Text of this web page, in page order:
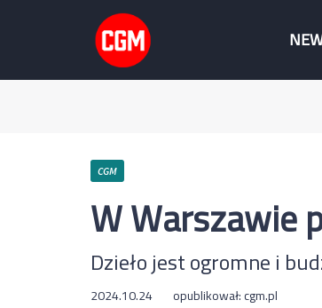
CGM
W Warszawie
Dzieło jest ogromne i
2024.10.24 opublikował:cgm.pl